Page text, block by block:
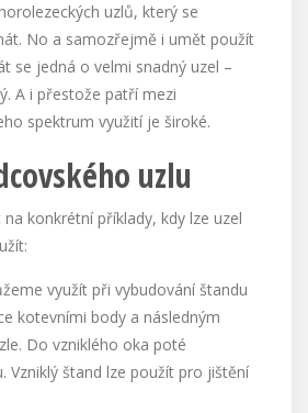
uzlů, který se
No a samozřejmě i umět použít
se jedná o velmi snadný uzel –
A i přestože patří mezi
spektrum využití je široké.
uzlu
konkrétní příklady, kdy lze uzel
využít při vybudování štandu
kotevními body a následným
Do vzniklého oka poté
Vzniklý štand lze použít pro jištění